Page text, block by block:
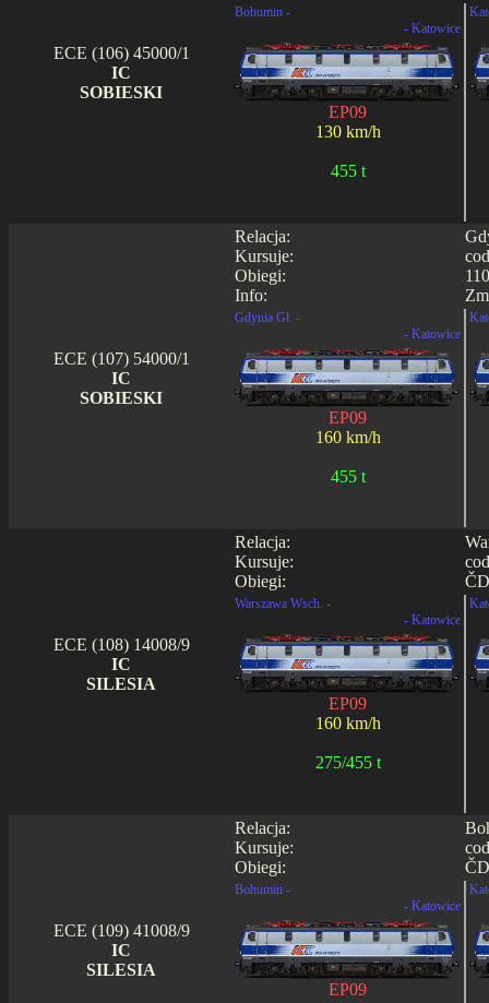
ECE (106) 45000/1
IC
SOBIESKI
Bohumin -
- Katowice
EP09
130 km/h
455 t
Relacja:
Kursuje:
Obiegi:
Info:
ECE (107) 54000/1
IC
SOBIESKI
Gdynia Gł. -
- Katowice
EP09
160 km/h
455 t
Relacja:
Kursuje:
Obiegi:
ECE (108) 14008/9
IC
SILESIA
Warszawa Wsch. -
- Katowice
EP09
160 km/h
275/455 t
Relacja:
Kursuje:
Obiegi:
ECE (109) 41008/9
IC
SILESIA
Bohumin -
- Katowice
EP09